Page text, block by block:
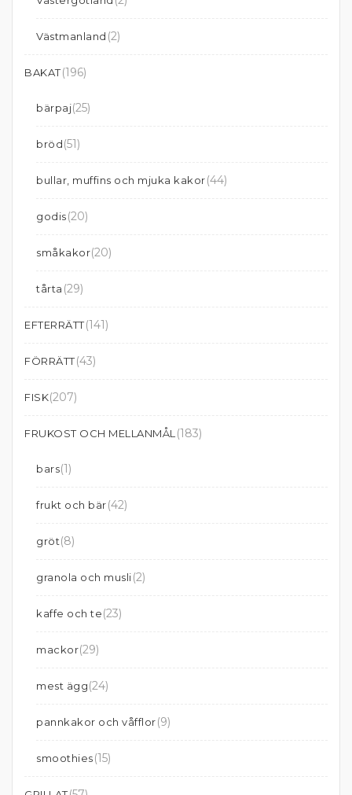
Västmanland (2)
BAKAT(196)
bärpaj(25)
bröd(51)
bullar, muffins och mjuka kakor(44)
godis(20)
småkakor(20)
tårta (29)
EFTERRÄTT(141)
FÖRRÄTT(43)
FISK(207)
FRUKOST OCH MELLANMÅL (183)
bars(1)
frukt och bär(42)
gröt(8)
granola och musli(2)
kaffe och te(23)
mackor(29)
mest ägg(24)
pannkakor och våfflor(9)
smoothies(15)